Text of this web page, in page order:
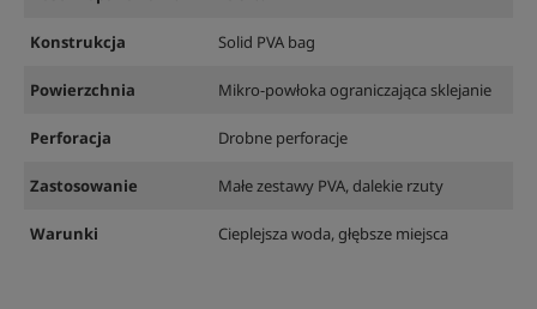
Konstrukcja Solid PVA bag
Powierzchnia Mikro-powłoka ograniczająca sklejanie
Perforacja Drobne perforacje
Zastosowanie Małe zestawy PVA, dalekie rzuty
Warunki Cieplejsza woda, głębsze miejsca